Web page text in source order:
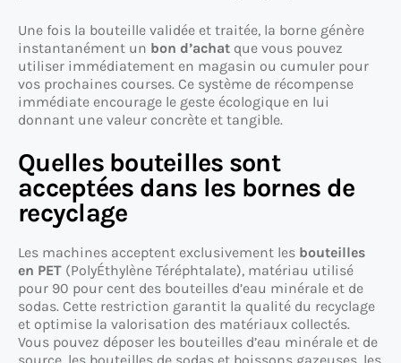
Une fois la bouteille validée et traitée, la borne génère
instantanément un bon d’achat que vous pouvez
utiliser immédiatement en magasin ou cumuler pour
vos prochaines courses. Ce système de récompense
immédiate encourage le geste écologique en lui
donnant une valeur concrète et tangible.
Quelles bouteilles sont
acceptées dans les bornes de
recyclage
Les machines acceptent exclusivement les bouteilles
en PET (PolyÉthylène Téréphtalate), matériau utilisé
pour 90 pour cent des bouteilles d’eau minérale et de
sodas. Cette restriction garantit la qualité du recyclage
et optimise la valorisation des matériaux collectés.
Vous pouvez déposer les bouteilles d’eau minérale et de